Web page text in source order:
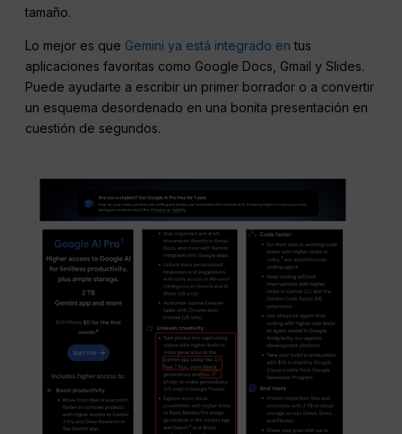
tamaño.
Lo mejor es que Gemini ya está integrado en tus
aplicaciones favoritas como Google Docs, Gmail y Slides.
Puede ayudarte a escribir un primer borrador o a convertir
un esquema desordenado en una bonita presentación en
cuestión de segundos.